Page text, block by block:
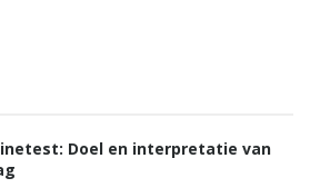
Doel en interpretatie van